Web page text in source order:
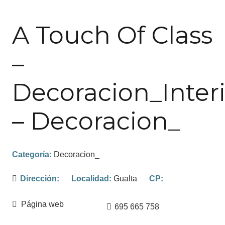
A Touch Of Class
–
– Decoracion_
Categoría: Decoracion_
Dirección: Localidad:Gualta CP:
Página web 695 665 758